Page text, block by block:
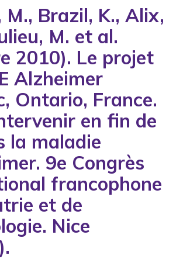
1991
1992
1994
1995
1996
1997
1998
1999
2000
2001
2002
2003
Brazil, K., Alix,
M. et al.
2010). Le projet
Alzheimer
Ontario, France.
en fin de
la maladie
9e Congrès
francophone
et de
Nice